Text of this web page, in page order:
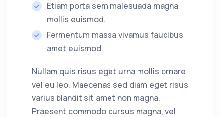
Etiam porta sem malesuada magna
mollis euismod.
Fermentum massa vivamus faucibus
amet euismod.
Nullam quis risus eget urna mollis ornare
vel eu leo. Maecenas sed diam eget risus
varius blandit sit amet non magna.
Praesent commodo cursus magna, vel